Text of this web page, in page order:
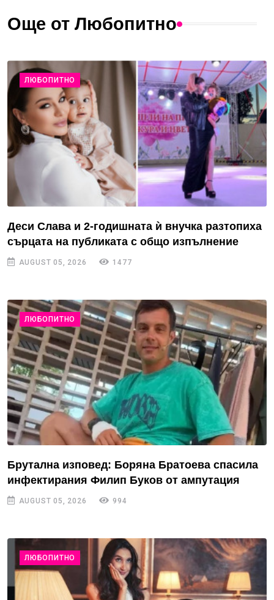
Още от Любопитно
ЛЮБОПИТНО
Деси Слава и 2-годишната ѝ внучка разтопиха
сърцата на публиката с общо изпълнение
AUGUST 05, 2026 1477
ЛЮБОПИТНО
Брутална изповед: Боряна Братоева спасила
инфектирания Филип Буков от ампутация
AUGUST 05, 2026 994
ЛЮБОПИТНО